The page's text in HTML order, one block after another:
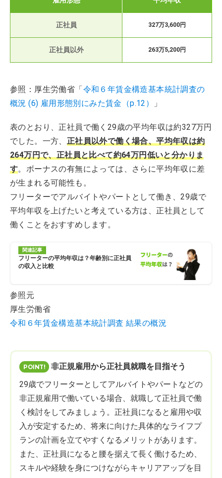
正社員 327万3,600円
正社員以外 263万5,200円
参照：厚生労働省「令和６年賃金構造基本統計調査の
概況 (6) 雇用形態別にみた賃金（p.12）
」
表のとおり、正社員で働く29歳の平均年収は約327万円
でした。一方、 正社員以外で働く場合、平均年収は約
264万円で、正社員と比べて約64万円低いと分かりま
す。ボーナスの有無によっては、さらに平均年収に差
が生まれる可能性も。
フリーターでアルバイトやパートとして働き、29歳で
平均年収を上げたいと考えている方は、正社員として
働くことをおすすめします。
関連記事
フリーターの平均年収は？年齢別に正社員
の収入と比較
参照元
厚生労働省
令和６年賃金構造基本統計調査 結果の概況
非正規雇用から正社員就職を目指そう
29歳でフリーターとしてアルバイトやパートなどの
非正規雇用で働いている場合、就職して正社員で働
く検討をしてみましょう。正社員になると雇用や収
入が安定するため、将来に向けた具体的なライフプ
ランの計画を立てやすくなるメリットがあります。
また、正社員になると腰を据えて長く働けるため、
スキルや経験を身につけながらキャリアアップを目